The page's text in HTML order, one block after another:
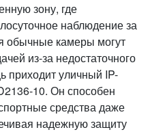
зону, где
наблюдение за
обычные камеры могут
из-за недостаточного
приходит уличный IP-
10. Он способен
средства даже
надежную защиту